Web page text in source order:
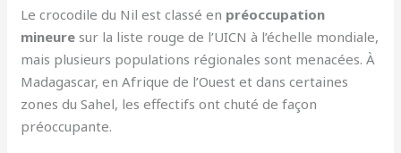
Le crocodile du Nil est classé en préoccupation
mineure sur la liste rouge de l’UICN à l’échelle mondiale,
mais plusieurs populations régionales sont menacées. À
Madagascar, en Afrique de l’Ouest et dans certaines
zones du Sahel, les effectifs ont chuté de façon
préoccupante.